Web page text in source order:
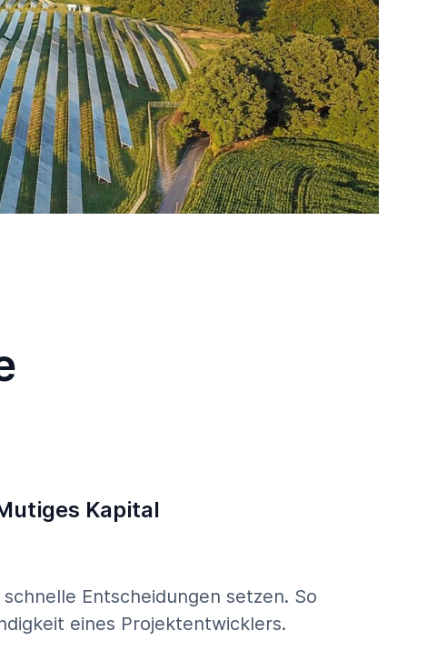
Kapital
Entscheidungen setzen. So
eines Projektentwicklers.